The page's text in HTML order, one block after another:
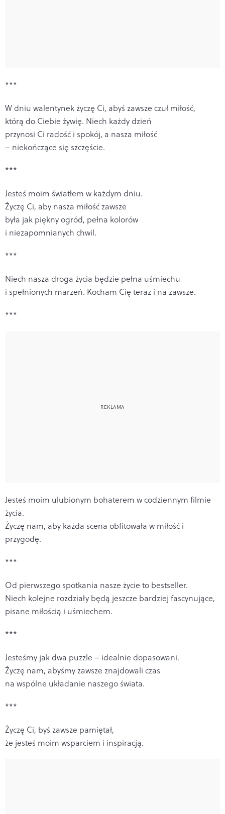
***
W dniu walentynek życzę Ci, abyś zawsze czuł miłość,
którą do Ciebie żywię. Niech każdy dzień
przynosi Ci radość i spokój, a nasza miłość
– niekończące się szczęście.
***
Jesteś moim światłem w każdym dniu.
Życzę Ci, aby nasza miłość zawsze
była jak piękny ogród, pełna kolorów
i niezapomnianych chwil.
***
Niech nasza droga życia będzie pełna uśmiechu
i spełnionych marzeń. Kocham Cię teraz i na zawsze.
***
Jesteś moim ulubionym bohaterem w codziennym filmie
życia.
Życzę nam, aby każda scena obfitowała w miłość i
przygodę.
***
Od pierwszego spotkania nasze życie to bestseller.
Niech kolejne rozdziały będą jeszcze bardziej fascynujące,
pisane miłością i uśmiechem.
***
Jesteśmy jak dwa puzzle – idealnie dopasowani.
Życzę nam, abyśmy zawsze znajdowali czas
na wspólne układanie naszego świata.
***
Życzę Ci, byś zawsze pamiętał,
że jesteś moim wsparciem i inspiracją.